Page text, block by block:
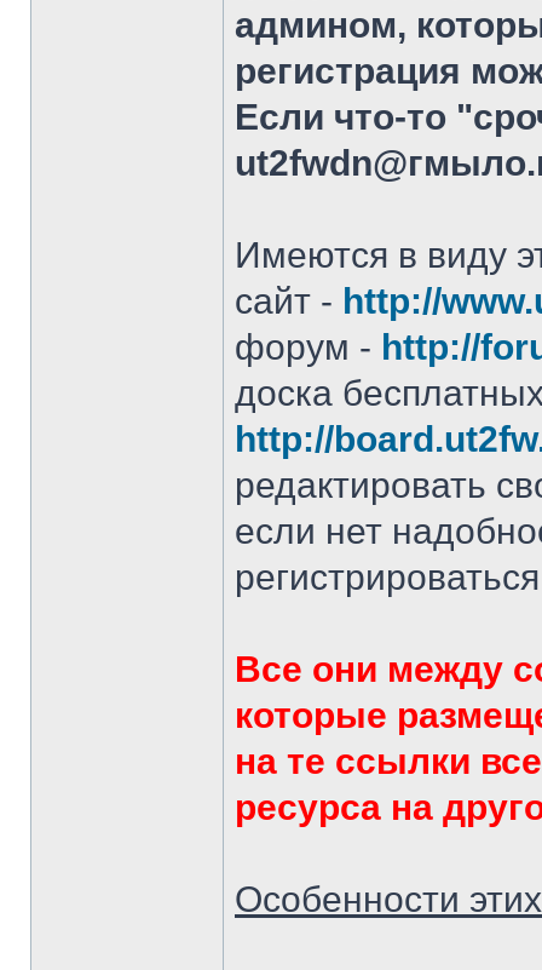
админом,
регистрация
Если что-то
Имеются в виду
сайт - http://
форум - http://
доска
http://
редактировать
если нет
регистрироваться
Все они между
которые
на те ссылки
ресурса на
Особенности